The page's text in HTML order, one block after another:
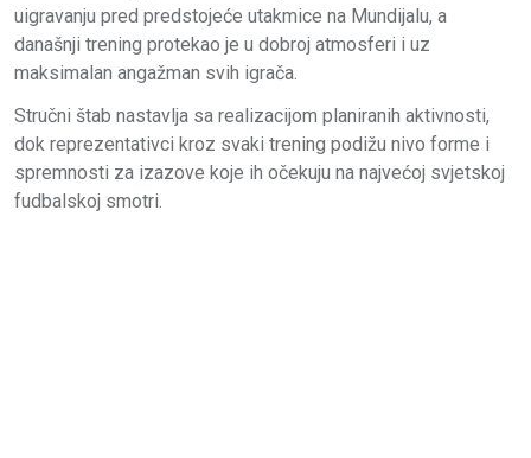
uigravanju pred predstojeće utakmice na Mundijalu, a
današnji trening protekao je u dobroj atmosferi i uz
maksimalan angažman svih igrača.
Stručni štab nastavlja sa realizacijom planiranih aktivnosti,
dok reprezentativci kroz svaki trening podižu nivo forme i
spremnosti za izazove koje ih očekuju na najvećoj svjetskoj
fudbalskoj smotri.